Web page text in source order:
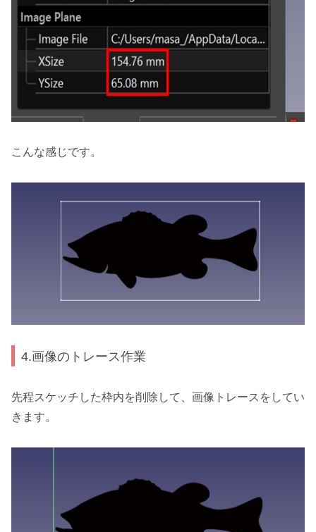
こんな感じです。
4.画像のトレース作業
先程スケッチした枠内を削除して、画像トレースをしてい
きます。